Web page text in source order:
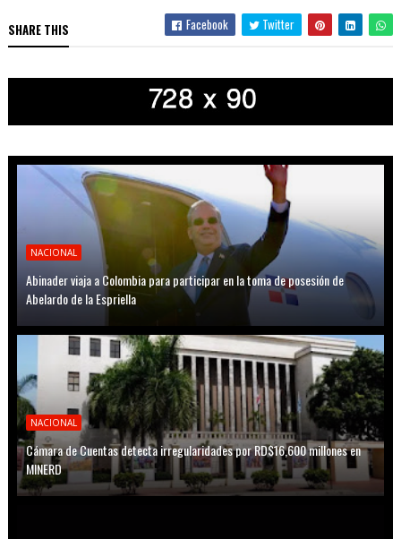
SHARE THIS Facebook Twitter
NACIONAL
Abinader viaja a Colombia para participar en la toma de posesión de
Abelardo de la Espriella
NACIONAL
Cámara de Cuentas detecta irregularidades por RD$16,600 millones en
MINERD